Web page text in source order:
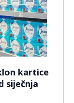
kartice
siječnja